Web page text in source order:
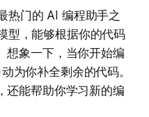
热门的 AI 编程助手之
型，能够根据你的代码
想象一下，当你开始编
为你补全剩余的代码。
还能帮助你学习新的编